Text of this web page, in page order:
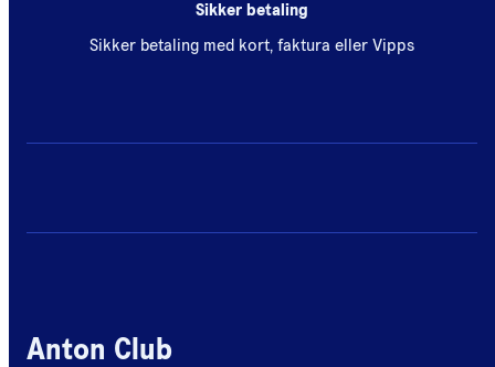
Sikker betaling
Sikker betaling med kort, faktura eller Vipps
Anton Club